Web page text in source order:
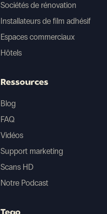
Sociétés de rénovation
Installateurs de film adhésif
Espaces commerciaux
Hôtels
Ressources
Blog
FAQ
Vidéos
Support marketing
Scans HD
Notre Podcast